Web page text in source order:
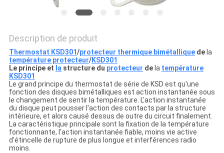
Description de produit
Thermostat KSD301/protecteur thermique bimétalliquedela
température protecteur/KSD301
Le principe et lastructure du protecteur dela température
KSD301
Le grand principe du thermostat de série de KSD est qu'une
fonction des disques bimétalliques est action instantanée sous
le changement de sentir la température. L'action instantanée
du disque peut pousser l'action des contacts par la structure
intérieure, et alors causé dessus de outre du circuit finalement.
La caractéristique principale sont la fixation de la température
fonctionnante, l'action instantanée fiable, moins vie active
d'étincelle de rupture de plus longue et interférences radio
moins.